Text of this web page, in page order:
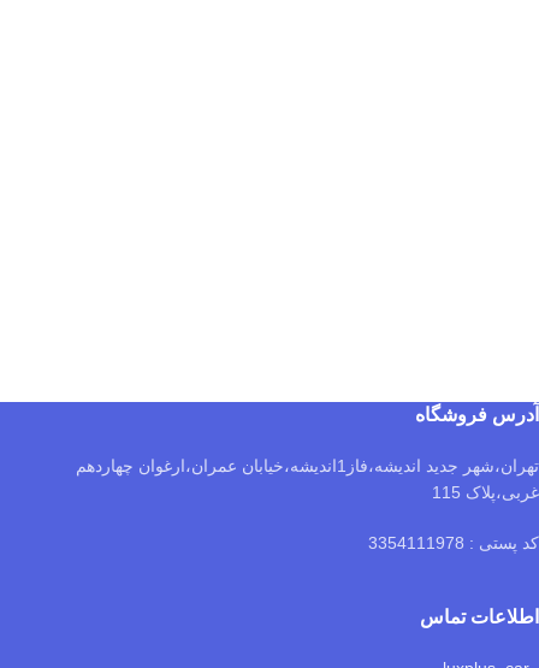
آدرس فروشگاه
تهران،شهر جدید اندیشه،فاز1اندیشه،خیابان عمران،ارغوان چهاردهم
غربی،پلاک 115
کد پستی : 3354111978
اطلاعات تماس